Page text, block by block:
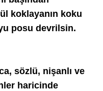
koklayanın koku
posu devrilsin.
sözlü, nişanlı ve
haricinde